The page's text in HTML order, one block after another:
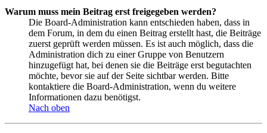
Warum muss mein Beitrag erst freigegeben werden?
Die Board-Administration kann entschieden haben, dass in
dem Forum, in dem du einen Beitrag erstellt hast, die Beiträge
zuerst geprüft werden müssen. Es ist auch möglich, dass die
Administration dich zu einer Gruppe von Benutzern
hinzugefügt hat, bei denen sie die Beiträge erst begutachten
möchte, bevor sie auf der Seite sichtbar werden. Bitte
kontaktiere die Board-Administration, wenn du weitere
Informationen dazu benötigst.
Nach oben